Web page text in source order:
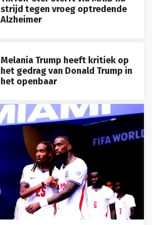
strijd tegen vroeg optredende
Alzheimer
Melania Trump heeft kritiek op
het gedrag van Donald Trump in
het openbaar